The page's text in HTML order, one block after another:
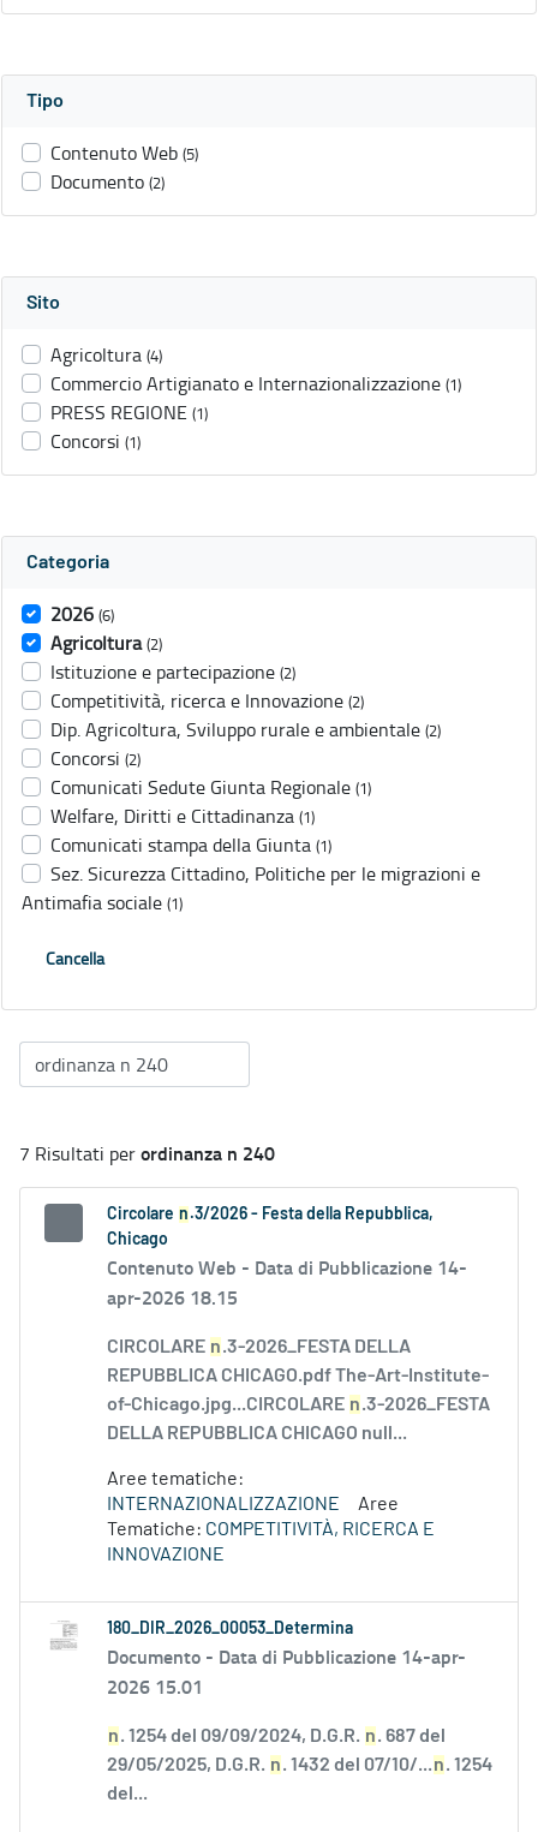
Tipo
Contenuto Web (5)
Documento (2)
Sito
Agricoltura (4)
Commercio Artigianato e Internazionalizzazione (1)
PRESS REGIONE (1)
Concorsi (1)
Categoria
2026 (6)
Agricoltura (2)
Istituzione e partecipazione (2)
Competitività, ricerca e Innovazione (2)
Dip. Agricoltura, Sviluppo rurale e ambientale (2)
Concorsi (2)
Comunicati Sedute Giunta Regionale (1)
Welfare, Diritti e Cittadinanza (1)
Comunicati stampa della Giunta (1)
Sez. Sicurezza Cittadino, Politiche per le migrazioni e
Antimafia sociale (1)
Cancella
7 Risultati perordinanza n 240
Circolare n .3/2026 - Festa della Repubblica,
Chicago
Contenuto Web - Data di Pubblicazione 14-
apr-2026 18.15
CIRCOLARE n.3-2026_FESTA DELLA
REPUBBLICA CHICAGO.pdf The-Art-Institute-
of-Chicago.jpg...CIRCOLARE n.3-2026_FESTA
DELLA REPUBBLICA CHICAGO null...
Aree tematiche:
INTERNAZIONALIZZAZIONE
Aree
Tematiche: COMPETITIVITÀ, RICERCA E
INNOVAZIONE
180_DIR_2026_00053_Determina
Documento - Data di Pubblicazione 14-apr-
2026 15.01
n. 1254 del 09/09/2024, D.G.R. n. 687 del
29/05/2025, D.G.R. n. 1432 del 07/10/...n. 1254
del...